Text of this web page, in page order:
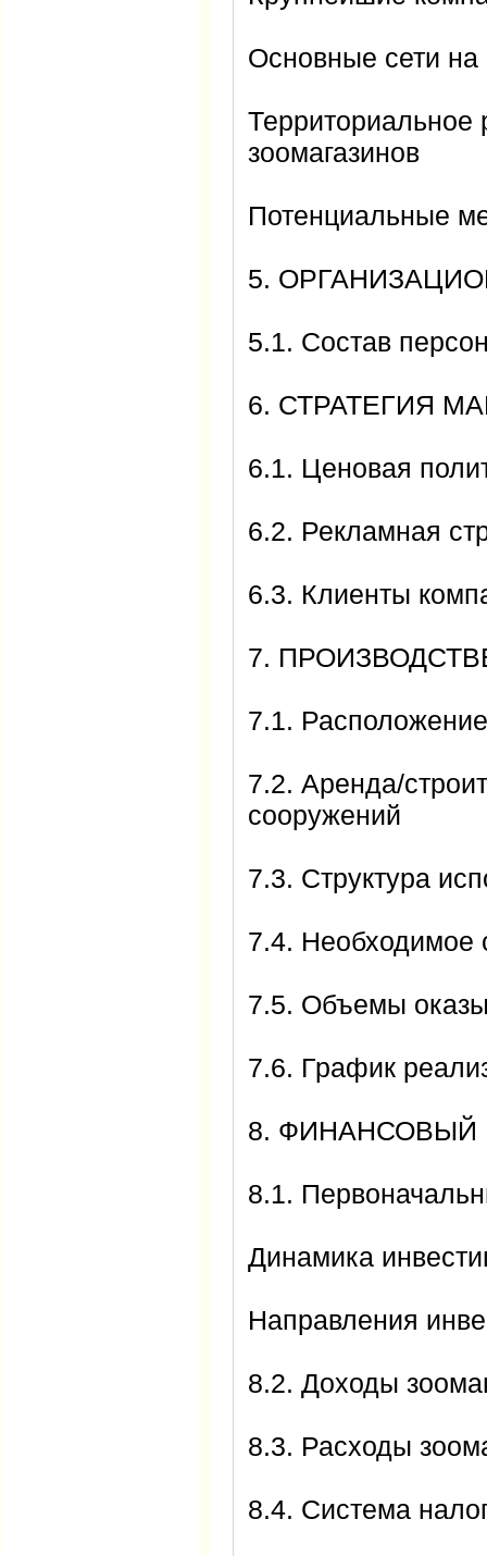
Основные сети
Территориальное
зоомагазинов
Потенциальные
5.
5.1. Состав
6. СТРАТЕГИЯ
6.1. Ценовая
6.2. Рекламная
6.3. Клиенты
7.
7.1.
7.2. Аренда/
сооружений
7.3. Структура
7.4. Необходимое
7.5. Объемы
7.6. График
8. ФИНАНСОВЫЙ
8.1.
Динамика
Направления
8.2. Доходы
8.3. Расходы
8.4. Система